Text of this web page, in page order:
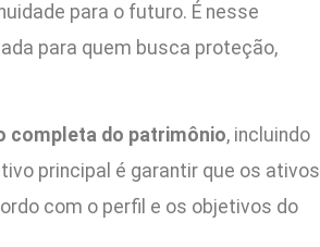
para o futuro. É nesse
para quem busca proteção,
completa do patrimônio, incluindo
principal é garantir que os ativos
com o perfil e os objetivos do